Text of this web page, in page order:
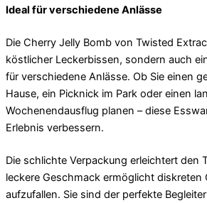
Ideal für verschiedene Anlässe
Die Cherry Jelly Bomb von Twisted
köstlicher Leckerbissen, sondern auch
für verschiedene Anlässe. Ob Sie einen
Hause, ein Picknick im Park oder einen
Wochenendausflug planen – diese
Erlebnis verbessern.
Die schlichte Verpackung erleichtert den
leckere Geschmack ermöglicht diskreten
aufzufallen. Sie sind der perfekte